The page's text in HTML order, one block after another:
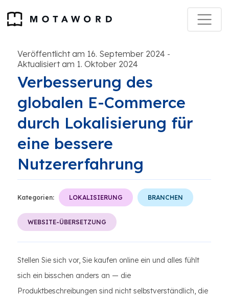
Veröffentlicht am 16. September 2024 -
Aktualisiert am 1. Oktober 2024
Verbesserung des
globalen E-Commerce
durch Lokalisierung für
eine bessere
Nutzererfahrung
Kategorien: LOKALISIERUNG BRANCHEN
WEBSITE-ÜBERSETZUNG
Stellen Sie sich vor, Sie kaufen online ein und alles fühlt
sich ein bisschen anders an — die
Produktbeschreibungen sind nicht selbstverständlich, die